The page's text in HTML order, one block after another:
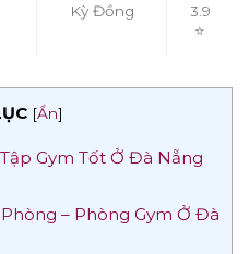
Kỳ Đồng
3.9
⭐
[Ẩn]
Gym Tốt Ở Đà Nẵng
– Phòng Gym Ở Đà